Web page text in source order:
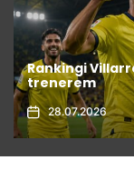
Formaty
online
31.07.2026